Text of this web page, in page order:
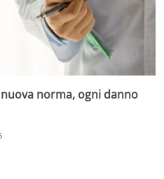
norma, ogni danno